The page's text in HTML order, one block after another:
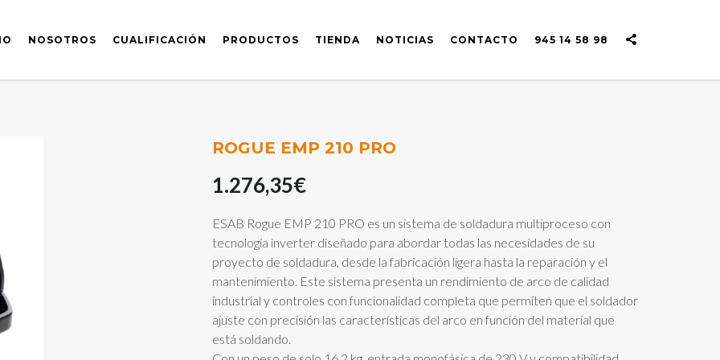
NOSOTROS CUALIFICACIÓN PRODUCTOS TIENDA NOTICIAS CONTACTO 945 14 58 98
ROGUE EMP 210 PRO
1.276,35€
ESAB Rogue EMP 210 PRO es un sistema de soldadura multiproceso con
tecnología inverter diseñado para abordar todas las necesidades de su
proyecto de soldadura, desde la fabricación ligera hasta la reparación y el
mantenimiento. Este sistema presenta un rendimiento de arco de calidad
industrial y controles con funcionalidad completa que permiten que el soldador
ajuste con precisión las características del arco en función del material que
está soldando.